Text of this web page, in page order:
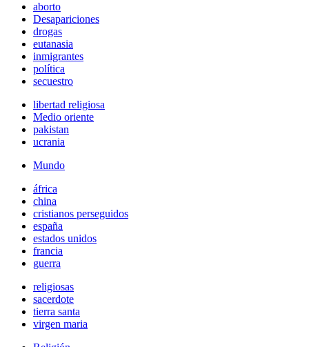
aborto
Desapariciones
drogas
eutanasia
inmigrantes
política
secuestro
libertad religiosa
Medio oriente
pakistan
ucrania
Mundo
áfrica
china
cristianos perseguidos
españa
estados unidos
francia
guerra
religiosas
sacerdote
tierra santa
virgen maria